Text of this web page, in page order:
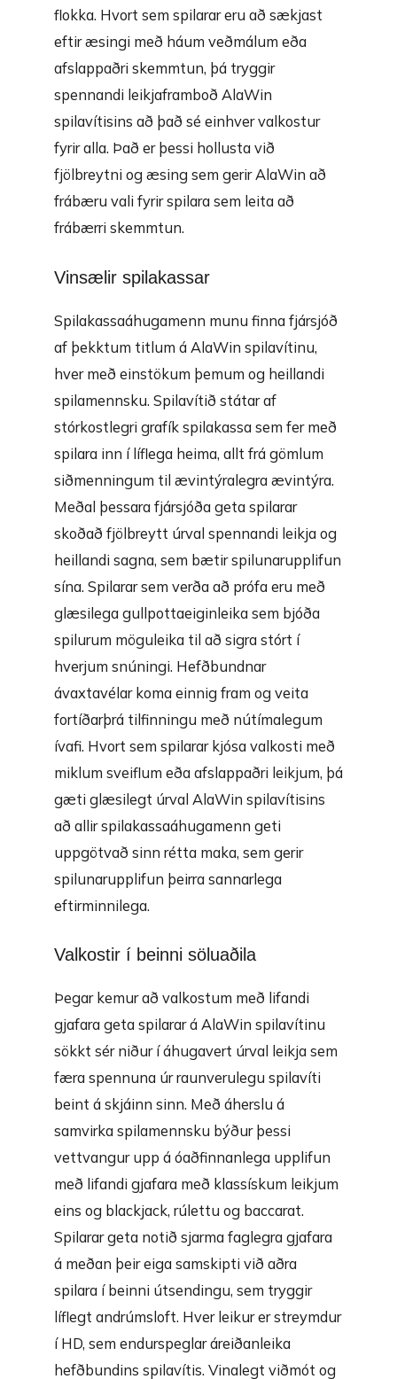
flokka. Hvort sem spilarar eru að sækjast
eftir æsingi með háum veðmálum eða
afslappaðri skemmtun, þá tryggir
spennandi leikjaframboð AlaWin
spilavítisins að það sé einhver valkostur
fyrir alla. Það er þessi hollusta við
fjölbreytni og æsing sem gerir AlaWin að
frábæru vali fyrir spilara sem leita að
frábærri skemmtun.
Vinsælir spilakassar
Spilakassaáhugamenn munu finna fjársjóð
af þekktum titlum á AlaWin spilavítinu,
hver með einstökum þemum og heillandi
spilamennsku. Spilavítið státar af
stórkostlegri grafík spilakassa sem fer með
spilara inn í líflega heima, allt frá gömlum
siðmenningum til ævintýralegra ævintýra.
Meðal þessara fjársjóða geta spilarar
skoðað fjölbreytt úrval spennandi leikja og
heillandi sagna, sem bætir spilunarupplifun
sína. Spilarar sem verða að prófa eru með
glæsilega gullpottaeiginleika sem bjóða
spilurum möguleika til að sigra stórt í
hverjum snúningi. Hefðbundnar
ávaxtavélar koma einnig fram og veita
fortíðarþrá tilfinningu með nútímalegum
ívafi. Hvort sem spilarar kjósa valkosti með
miklum sveiflum eða afslappaðri leikjum, þá
gæti glæsilegt úrval AlaWin spilavítisins
að allir spilakassaáhugamenn geti
uppgötvað sinn rétta maka, sem gerir
spilunarupplifun þeirra sannarlega
eftirminnilega.
Valkostir í beinni söluaðila
Þegar kemur að valkostum með lifandi
gjafara geta spilarar á AlaWin spilavítinu
sökkt sér niður í áhugavert úrval leikja sem
færa spennuna úr raunverulegu spilavíti
beint á skjáinn sinn. Með áherslu á
samvirka spilamennsku býður þessi
vettvangur upp á óaðfinnanlega upplifun
með lifandi gjafara með klassískum leikjum
eins og blackjack, rúlettu og baccarat.
Spilarar geta notið sjarma faglegra gjafara
á meðan þeir eiga samskipti við aðra
spilara í beinni útsendingu, sem tryggir
líflegt andrúmsloft. Hver leikur er streymdur
í HD, sem endurspeglar áreiðanleika
hefðbundins spilavítis. Vinalegt viðmót og